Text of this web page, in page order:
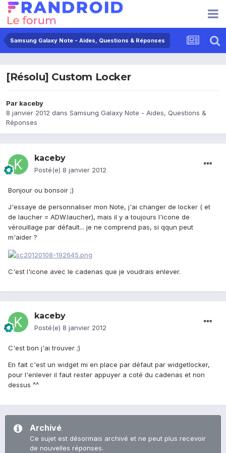
Samsung Galaxy Note - Aides, Questions & Réponses
[Résolu] Custom Locker
Par kaceby
8 janvier 2012 dans Samsung Galaxy Note - Aides, Questions &
Réponses
kaceby
Posté(e) 8 janvier 2012
Bonjour ou bonsoir ;)
J'essaye de personnaliser mon Note, j'ai changer de locker ( et
de laucher = ADW.laucher), mais il y a toujours l'icone de
vérouillage par défault... je ne comprend pas, si qqun peut
m'aider ?
C'est l'icone avec le cadenas que je voudrais enlever.
kaceby
Posté(e) 8 janvier 2012
C'est bon j'ai trouver ;)
En fait c'est un widget mi en place par défaut par widgetlocker,
pour l'enlever il faut rester appuyer a coté du cadenas et non
dessus ^^
Archivé
Ce sujet est désormais archivé et ne peut plus recevoir
de nouvelles réponses.